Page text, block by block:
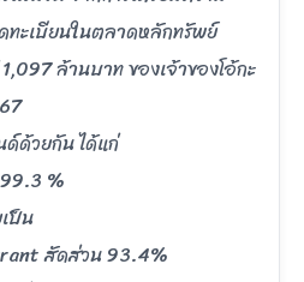
ะเบียนในตลาดหลักทรัพย์
ล้านบาท ของเจ้าของโอ้กะ
ด้วยกัน ได้แก่
%
ป็น
สัดส่วน 93.4%